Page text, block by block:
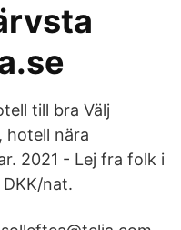
till bra Välj
hotell nära
2021 - Lej fra folk i
nat.